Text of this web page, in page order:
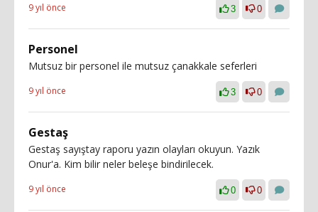
9 yıl önce 3 0
Personel
Mutsuz bir personel ile mutsuz çanakkale seferleri
9 yıl önce 3 0
Gestaş
Gestaş sayıştay raporu yazın olayları okuyun. Yazık
Onur'a. Kim bilir neler beleşe bindirilecek.
9 yıl önce 0 0